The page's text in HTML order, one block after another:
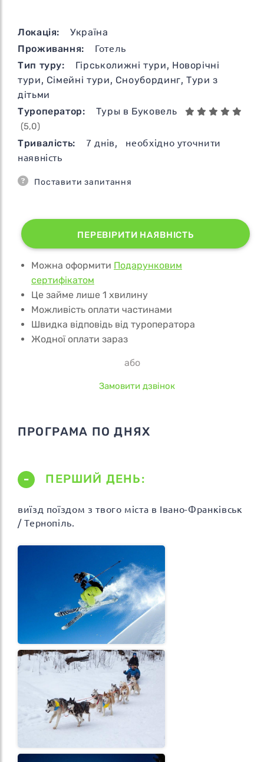
Локація:
Україна
Проживання:
Готель
Тип туру: Гірськолижні тури, Новорічні
тури, Сімейні тури, Сноубординг,Тури з
дітьми
Туроператор:
Туры в Буковель
(5,0)
Тривалість: 7 днів, необхідно уточнити
наявність
Поставити запитання
ПЕРЕВІРИТИ НАЯВНІСТЬ
Можна оформити Подарунковим
сертифікатом
Це займе лише 1 хвилину
Можливість оплати частинами
Швидка відповідь від туроператора
Жодної оплати зараз
або
Замовити дзвінок
ПРОГРАМА ПО ДНЯХ
ПЕРШИЙ ДЕНЬ:
виїзд поїздом з твого міста в Івано-Франківськ
/ Тернопіль.